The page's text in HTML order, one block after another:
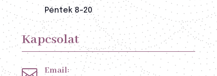
Péntek 8-20
Kapcsolat
Email: